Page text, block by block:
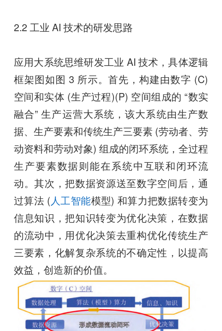
2.2 工业 AI 技术的研发思路
应用大系统思维研发工业 AI 技术，具体逻辑
框架图如图 3 所示。首先，构建由数字 (C)
空间和实体 (生产过程)(P) 空间组成的 “数实
融合” 生产运营大系统，该大系统由生产数
据、生产要素和传统生产三要素 (劳动者、劳
动资料和劳动对象) 组成的闭环系统，全过程
生产要素数据则能在系统中互联和闭环流
动。其次，把数据资源送至数字空间后，通
过算法 (人工智能模型) 和算力把数据转变为
信息知识，把知识转变为优化决策，在数据
的流动中，用优化决策去重构优化传统生产
三要素，化解复杂系统的不确定性，以提高
效益，创造新的价值。